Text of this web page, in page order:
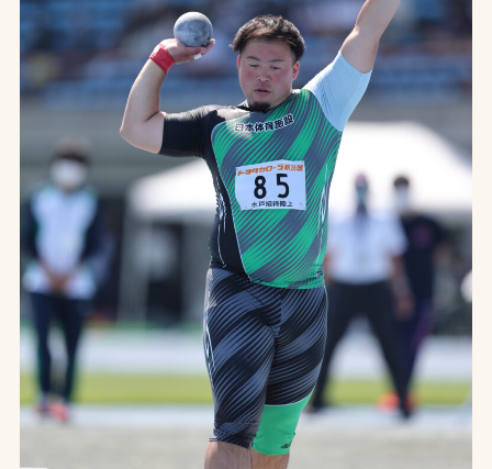
文字の見えづらさや操作にお困りの方へ